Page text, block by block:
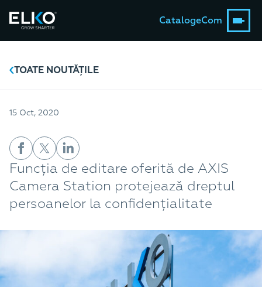
CatalogeCom
TOATE NOUTĂȚILE
15 Oct, 2020
Funcția de editare oferită de AXIS
Camera Station protejează dreptul
persoanelor la confidențialitate